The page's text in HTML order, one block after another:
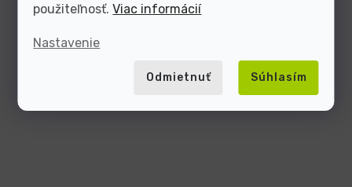
použiteľnosť.Viac informácií
Nastavenie
Odmietnuť Súhlasím